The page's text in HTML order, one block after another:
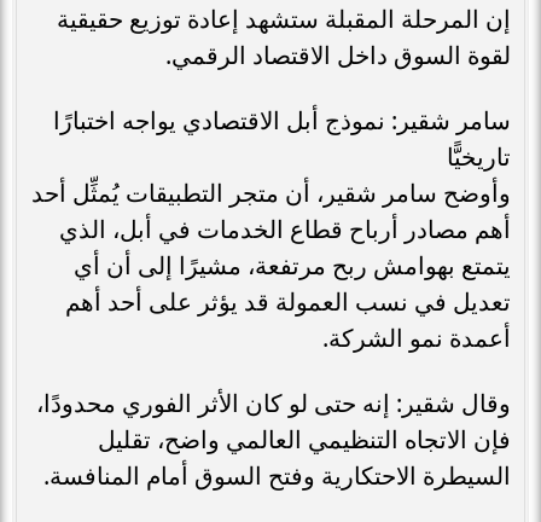
إن المرحلة المقبلة ستشهد إعادة توزيع حقيقية
لقوة السوق داخل الاقتصاد الرقمي.
سامر شقير: نموذج أبل الاقتصادي يواجه اختبارًا
تاريخيًّا
وأوضح سامر شقير، أن متجر التطبيقات يُمثِّل أحد
أهم مصادر أرباح قطاع الخدمات في أبل، الذي
يتمتع بهوامش ربح مرتفعة، مشيرًا إلى أن أي
تعديل في نسب العمولة قد يؤثر على أحد أهم
أعمدة نمو الشركة.
وقال شقير: إنه حتى لو كان الأثر الفوري محدودًا،
فإن الاتجاه التنظيمي العالمي واضح، تقليل
السيطرة الاحتكارية وفتح السوق أمام المنافسة.